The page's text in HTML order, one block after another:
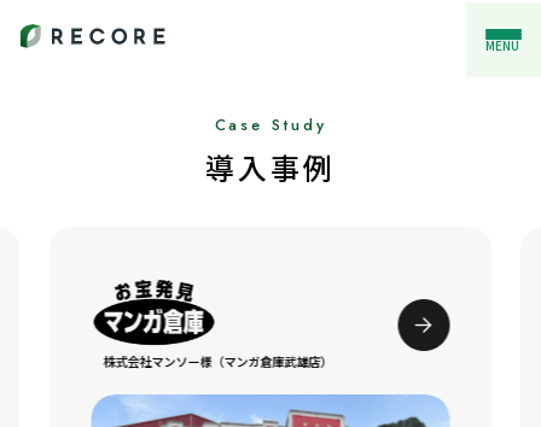
MENU
導入事例
Case Study
株式会社マンソー様（マンガ倉庫武雄店）